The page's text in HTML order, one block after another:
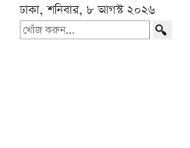
ঢাকা, শনিবার, ৮ আগস্ট ২০২৬